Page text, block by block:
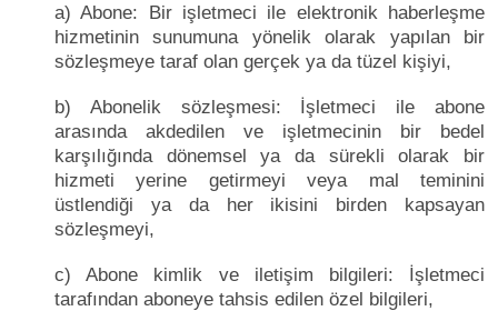
a) Abone: Bir işletmeci ile elektronik haberleşme
hizmetinin sunumuna yönelik olarak yapılan bir
sözleşmeye taraf olan gerçek ya da tüzel kişiyi,
b) Abonelik sözleşmesi: İşletmeci ile abone
arasında akdedilen ve işletmecinin bir bedel
karşılığında dönemsel ya da sürekli olarak bir
hizmeti yerine getirmeyi veya mal teminini
üstlendiği ya da her ikisini birden kapsayan
sözleşmeyi,
c) Abone kimlik ve iletişim bilgileri: İşletmeci
tarafından aboneye tahsis edilen özel bilgileri,